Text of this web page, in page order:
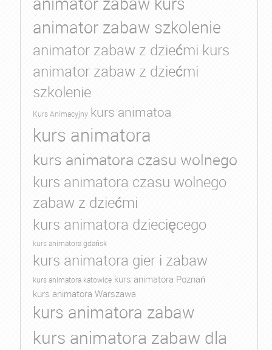
animator zabaw szkolenie
animator zabaw z dziećmi kurs
animator zabaw z dziećmi
szkolenie
Kurs Animacyjny kurs animatoa
kurs animatora
kurs animatora czasu wolnego
kurs animatora czasu wolnego
zabaw z dziećmi
kurs animatora dziecięcego
kurs animatora gdańsk
kurs animatora gier i zabaw
kurs animatora katowice kurs animatora Poznań
kurs animatora Warszawa
kurs animatora zabaw
kurs animatora zabaw dla